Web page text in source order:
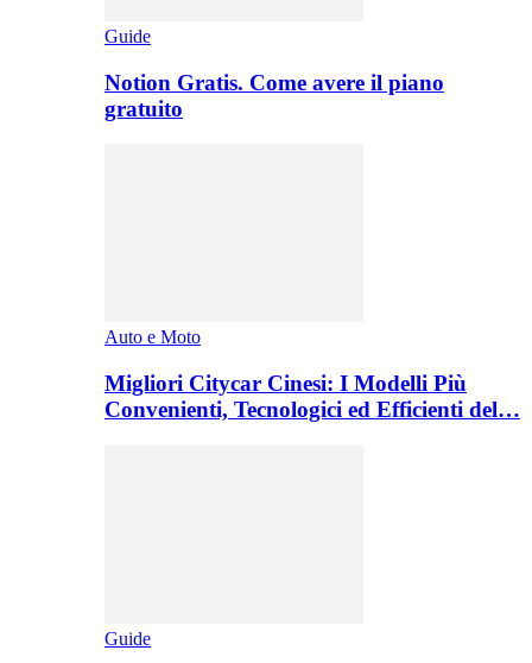
Guide
Notion Gratis. Come avere il piano
gratuito
Auto e Moto
Migliori Citycar Cinesi: I Modelli Più
Convenienti, Tecnologici ed Efficienti del…
Guide